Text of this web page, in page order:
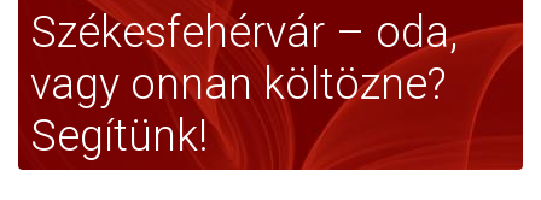
Székesfehérvár – oda,
vagy onnan költözne?
Segítünk!